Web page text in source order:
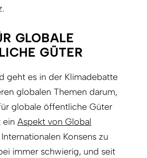
GLOBALE
GÜTER
geht es in der Klimadebatte
globalen Themen darum,
globale öffentliche Güter
ein Aspekt von Global
Internationalen Konsens zu
immer schwierig, und seit